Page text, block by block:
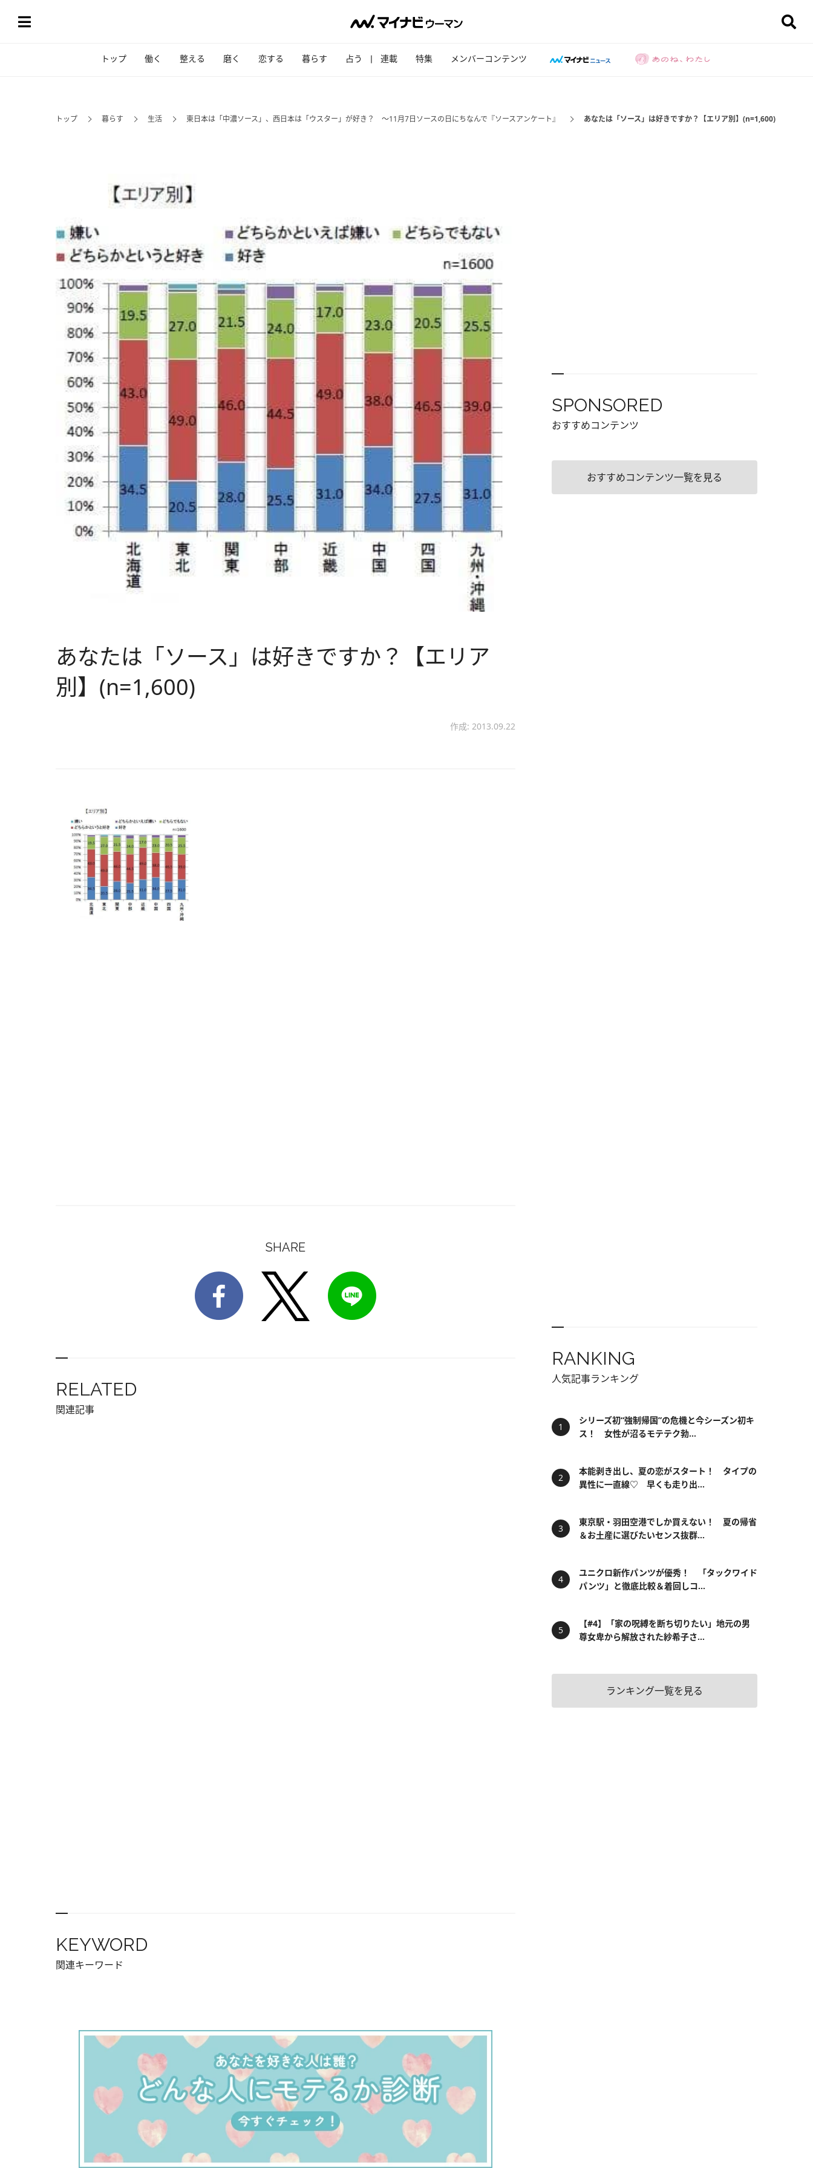
トップ 働く 整える 磨く 恋する 暮らす 占う 連載 特集 メンバーコンテンツ
トップ 暮らす 生活 東日本は「中濃ソース」、西日本は「ウスター」が好き？ ～11月7日ソースの日にちなんで『ソースアンケート』 あなたは「ソース」は好きですか？【エリア別】(n=1,600)
あなたは「ソース」は好きですか？【エリア
別】(n=1,600)
作成: 2013.09.22
SHARE
RELATED
関連記事
KEYWORD
関連キーワード
SPONSORED
おすすめコンテンツ
おすすめコンテンツ一覧を見る
RANKING
人気記事ランキング
シリーズ初“強制帰国”の危機と今シーズン初キ
ス！ 女性が沼るモテテク勃...
本能剥き出し、夏の恋がスタート！ タイプの
異性に一直線♡ 早くも走り出...
東京駅・羽田空港でしか買えない！ 夏の帰省
＆お土産に選びたいセンス抜群...
ユニクロ新作パンツが優秀！ 「タックワイド
パンツ」と徹底比較＆着回しコ...
【#4】「家の呪縛を断ち切りたい」地元の男
尊女卑から解放された紗希子さ...
ランキング一覧を見る